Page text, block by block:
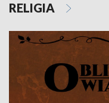
RELIGIA